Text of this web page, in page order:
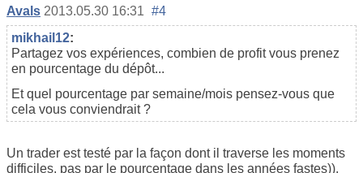
Avals 2013.05.30 16:31 #4
mikhail12:
Partagez vos expériences, combien de profit vous prenez
en pourcentage du dépôt...
Et quel pourcentage par semaine/mois pensez-vous que
cela vous conviendrait ?
Un trader est testé par la façon dont il traverse les moments
difficiles, pas par le pourcentage dans les années fastes)).